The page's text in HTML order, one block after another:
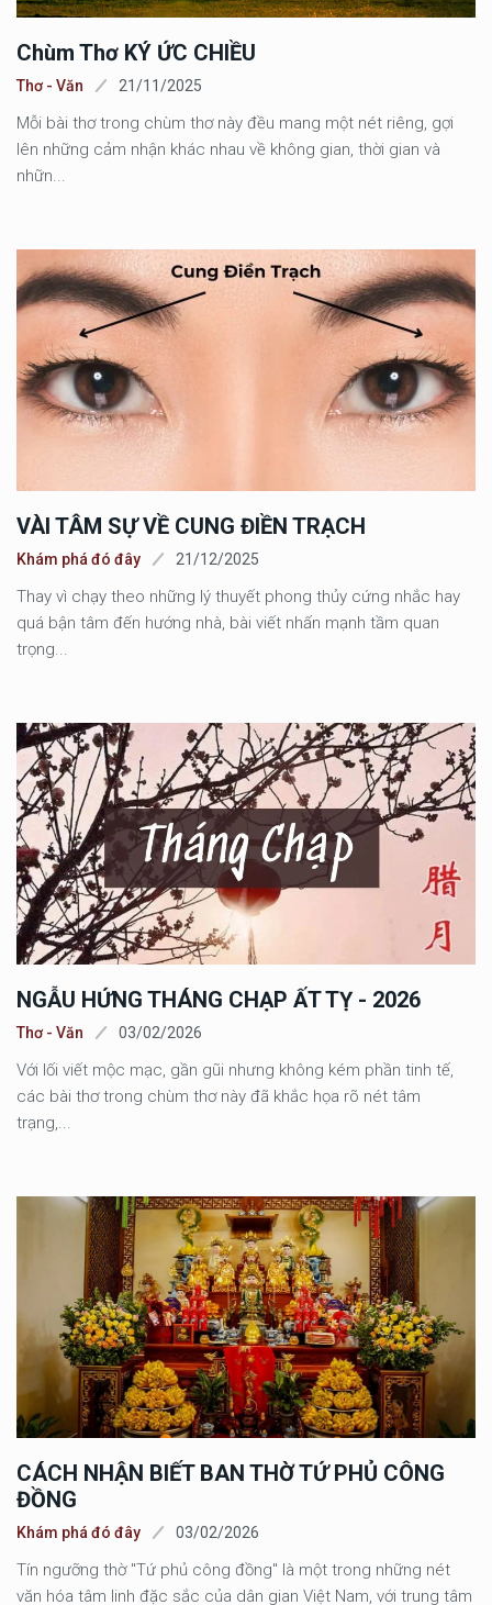
Chùm Thơ KÝ ỨC CHIỀU
Thơ - Văn 21/11/2025
Mỗi bài thơ trong chùm thơ này đều mang một nét riêng, gợi
lên những cảm nhận khác nhau về không gian, thời gian và
nhữn...
VÀI TÂM SỰ VỀ CUNG ĐIỀN TRẠCH
Khám phá đó đây 21/12/2025
Thay vì chạy theo những lý thuyết phong thủy cứng nhắc hay
quá bận tâm đến hướng nhà, bài viết nhấn mạnh tầm quan
trọng...
NGẪU HỨNG THÁNG CHẠP ẤT TỴ - 2026
Thơ - Văn 03/02/2026
Với lối viết mộc mạc, gần gũi nhưng không kém phần tinh tế,
các bài thơ trong chùm thơ này đã khắc họa rõ nét tâm
trạng,...
CÁCH NHẬN BIẾT BAN THỜ TỨ PHỦ CÔNG
ĐỒNG
Khám phá đó đây 03/02/2026
Tín ngưỡng thờ "Tứ phủ công đồng" là một trong những nét
văn hóa tâm linh đặc sắc của dân gian Việt Nam, với trung tâm